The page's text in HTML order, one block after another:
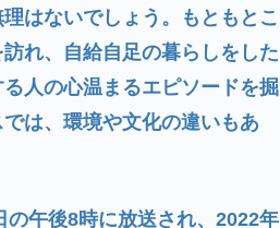
はないでしょう。もともとこ
れ、自給自足の暮らしをした
人の心温まるエピソードを掘
は、環境や文化の違いもあ
午後8時に放送され、2022年